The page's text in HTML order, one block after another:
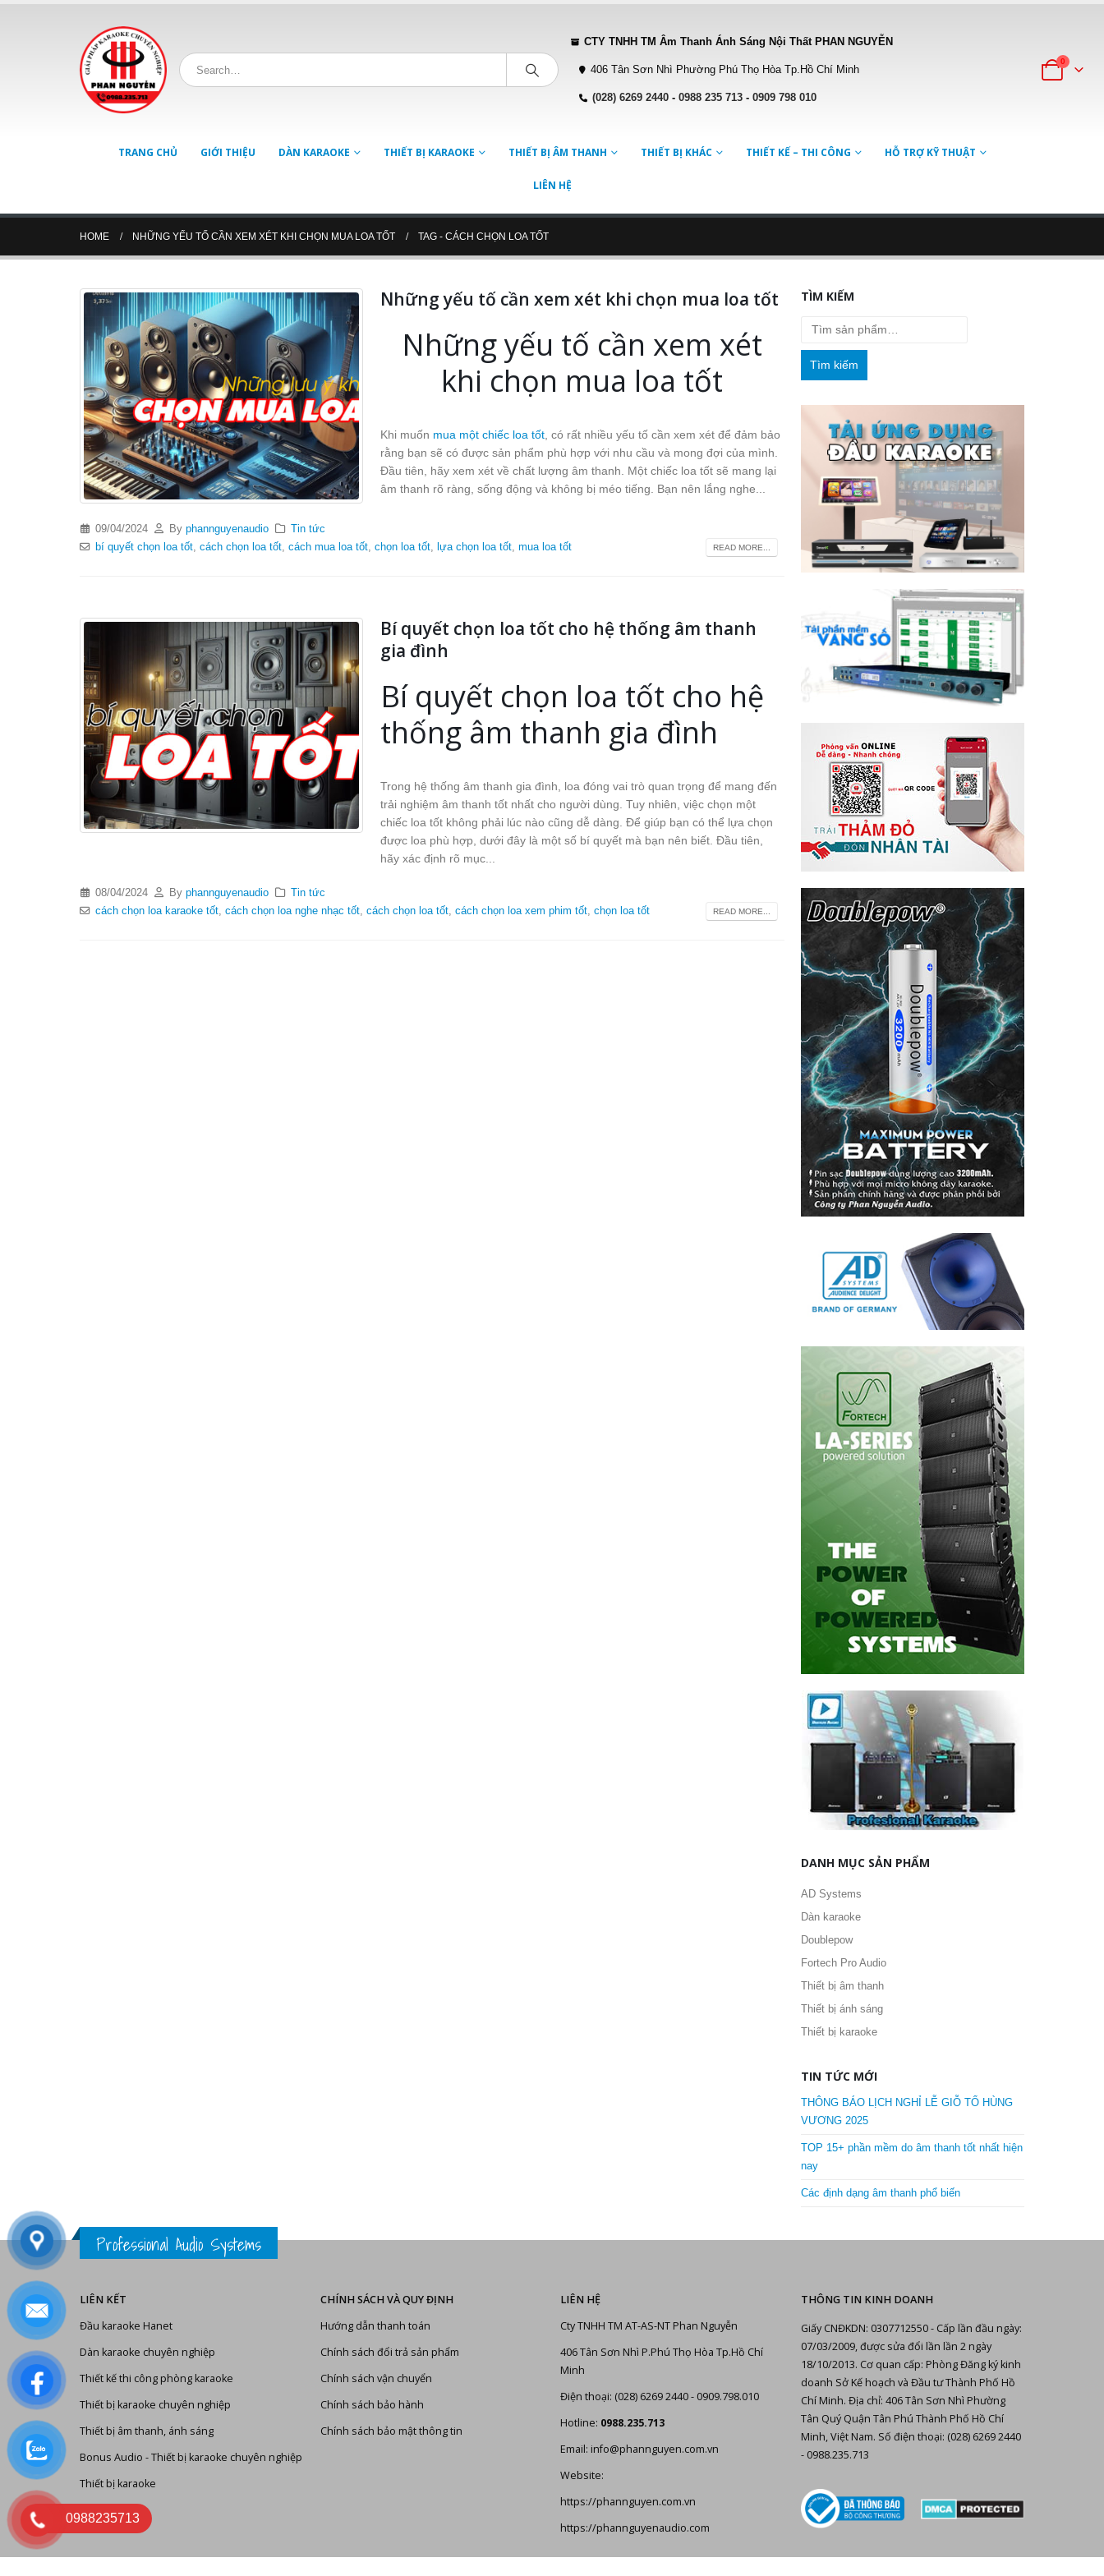
CTY TNHH TM Âm Thanh Ánh Sáng Nội Thất PHAN NGUYỄN
406 Tân Sơn Nhì Phường Phú Thọ Hòa Tp.Hồ Chí Minh
(028) 6269 2440 -0988 235 713 -0909 798 010
0
TRANG CHỦ GIỚI THIỆU DÀN KARAOKE THIẾT BỊ KARAOKE THIẾT BỊ ÂM THANH THIẾT BỊ KHÁC THIẾT KẾ – THI CÔNG HỖ TRỢ KỸ THUẬT
LIÊN HỆ
HOME NHỮNG YẾU TỐ CẦN XEM XÉT KHI CHỌN MUA LOA TỐT TAG - CÁCH CHỌN LOA TỐT
Những yếu tố cần xem xét khi chọn mua loa tốt
Những yếu tố cần xem xét
khi chọn mua loa tốt
Khi muốn mua một chiếc loa tốt, có rất nhiều yếu tố cần xem xét để đảm bảo
rằng bạn sẽ có được sản phẩm phù hợp với nhu cầu và mong đợi của mình.
Đầu tiên, hãy xem xét về chất lượng âm thanh. Một chiếc loa tốt sẽ mang lại
âm thanh rõ ràng, sống động và không bị méo tiếng. Bạn nên lắng nghe...
09/04/2024 Byphannguyenaudio
Tin tức
bí quyết chọn loa tốt, cách chọn loa tốt, cách mua loa tốt, chọn loa tốt, lựa chọn loa tốt, mua loa tốt READ MORE...
Bí quyết chọn loa tốt cho hệ thống âm thanh
gia đình
Bí quyết chọn loa tốt cho hệ
thống âm thanh gia đình
Trong hệ thống âm thanh gia đình, loa đóng vai trò quan trọng để mang đến
trải nghiệm âm thanh tốt nhất cho người dùng. Tuy nhiên, việc chọn một
chiếc loa tốt không phải lúc nào cũng dễ dàng. Để giúp bạn có thể lựa chọn
được loa phù hợp, dưới đây là một số bí quyết mà bạn nên biết. Đầu tiên,
hãy xác định rõ mục...
08/04/2024 Byphannguyenaudio
Tin tức
cách chọn loa karaoke tốt, cách chọn loa nghe nhạc tốt, cách chọn loa tốt, cách chọn loa xem phim tốt, chọn loa tốt READ MORE...
TÌM KIẾM
Tìm kiếm
DANH MỤC SẢN PHẨM
AD Systems
Dàn karaoke
Doublepow
Fortech Pro Audio
Thiết bị âm thanh
Thiết bị ánh sáng
Thiết bị karaoke
TIN TỨC MỚI
THÔNG BÁO LỊCH NGHỈ LỄ GIỖ TỔ HÙNG
VƯƠNG 2025
TOP 15+ phần mềm do âm thanh tốt nhất hiện
nay
Các định dạng âm thanh phổ biến
Professional Audio Systems
LIÊN KẾT
Đầu karaoke Hanet
Dàn karaoke chuyên nghiệp
Thiết kế thi công phòng karaoke
Thiết bị karaoke chuyên nghiệp
Thiết bị âm thanh, ánh sáng
Bonus Audio -Thiết bị karaoke chuyên nghiệp
Thiết bị karaoke
CHÍNH SÁCH VÀ QUY ĐỊNH
Hướng dẫn thanh toán
Chính sách đổi trả sản phẩm
Chính sách vận chuyển
Chính sách bảo hành
Chính sách bảo mật thông tin
LIÊN HỆ
Cty TNHH TM AT-AS-NT Phan Nguyễn
406 Tân Sơn Nhì P.Phú Thọ Hòa Tp.Hồ Chí
Minh
Điện thoại: (028) 6269 2440 - 0909.798.010
Hotline: 0988.235.713
Email: info@phannguyen.com.vn
Website:
https://phannguyen.com.vn
https://phannguyenaudio.com
THÔNG TIN KINH DOANH
Giấy CNĐKDN: 0307712550 - Cấp lần đầu ngày:
07/03/2009, được sửa đổi lần lần 2 ngày
18/10/2013. Cơ quan cấp: Phòng Đăng ký kinh
doanh Sở Kế hoạch và Đầu tư Thành Phố Hồ
Chí Minh. Địa chỉ: 406 Tân Sơn Nhì Phường
Tân Quý Quận Tân Phú Thành Phố Hồ Chí
Minh, Việt Nam. Số điện thoại: (028) 6269 2440
- 0988.235.713
0988235713